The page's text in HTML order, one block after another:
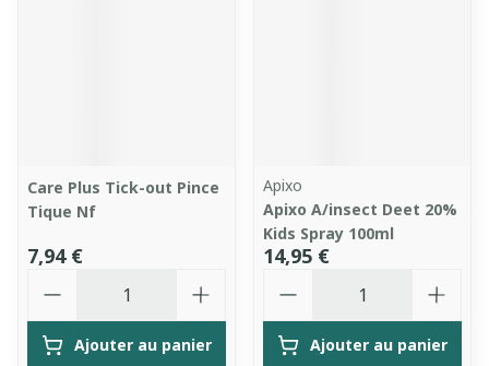
Care Plus Tick-out Pince
Tique Nf
7,94 €
Ajouter au panier
Apixo
Apixo A/insect Deet 20%
Kids Spray 100ml
14,95 €
Ajouter au panier